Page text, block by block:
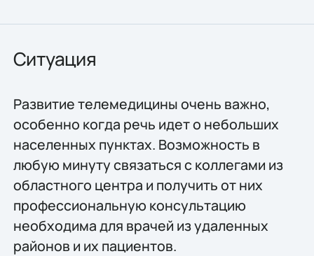
Ситуация
Развитие телемедицины очень важно,
особенно когда речь идет о небольших
населенных пунктах. Возможность в
любую минуту связаться с коллегами из
областного центра и получить от них
профессиональную консультацию
необходима для врачей из удаленных
районов и их пациентов.